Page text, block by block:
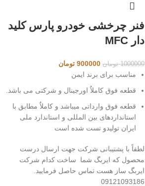
فنر چرخشی خودرو پارس کلید
دار MFC
1000000 تومان قیمت
اصلی
بود.
900000 تومانقیمت
است.
مناسب برای برند ایمن
قطعه فوق کاملاٌ اورجینال و شرکتی می باشد.
قطعه فوق وارداتی میباشد و کاملاٌ مطابق با
استانداردهای بین المللی و استاندارد ملی
ایران تولیدو تست شده است
لطفاً با پشتیبانی شرکت جهت ارسال درست
محصول که ایربگ شما ساخت کدام شرکت
ایربگ ساز هست تماس حاصل فرمایید.
09121093186